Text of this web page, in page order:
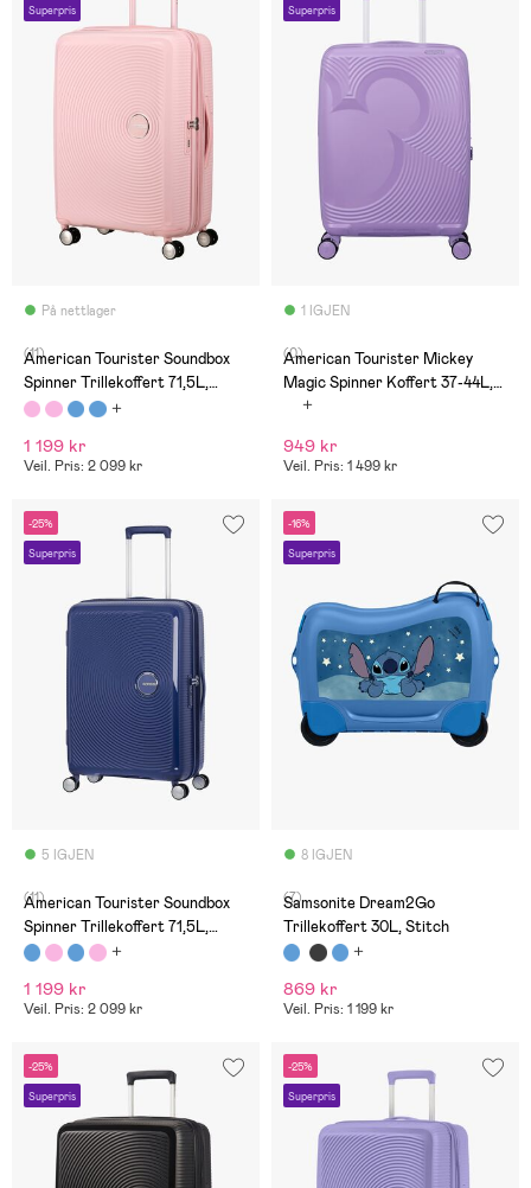
Superpris
På nettlager
(11)
American Tourister Soundbox
Spinner Trillekoffert 71,5L,
Pastel Pink
1 199 kr
Veil. Pris: 2 099 kr
Superpris
1 IGJEN
(0)
American Tourister Mickey
Magic Spinner Koffert 37-44L,
Soft Lilac
949 kr
Veil. Pris: 1 499 kr
-25%
Superpris
5 IGJEN
(11)
American Tourister Soundbox
Spinner Trillekoffert 71,5L,
Midnight Navy
1 199 kr
Veil. Pris: 2 099 kr
-16%
Superpris
8 IGJEN
(7)
Samsonite Dream2Go
Trillekoffert 30L, Stitch
869 kr
Veil. Pris: 1 199 kr
-25%
Superpris
-25%
Superpris